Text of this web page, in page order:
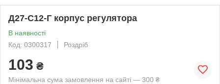
Д27-С12-Г корпус регулятора
В наявності
Код: 0300317
Роздріб
103 ₴
Мінімальна сума замовлення на сайті — 300 ₴